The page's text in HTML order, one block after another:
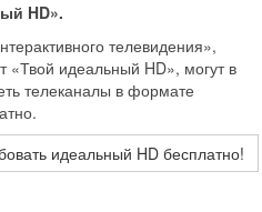
HD».
телевидения»,
«Твой идеальный HD», могут в
телеканалы в формате
идеальный HD бесплатно!